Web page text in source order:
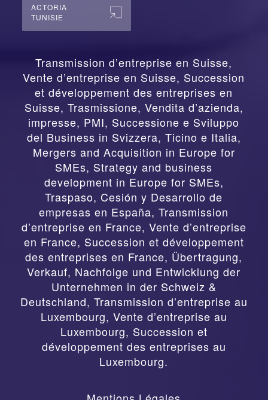
ACTORIA
TUNISIE
Transmission d’entreprise en Suisse,
Vente d’entreprise en Suisse, Succession
et développement des entreprises en
Suisse, Trasmissione, Vendita d’azienda,
impresse, PMI, Successione e Sviluppo
del Business in Svizzera, Ticino e Italia,
Mergers and Acquisition in Europe for
SMEs, Strategy and business
development in Europe for SMEs,
Traspaso, Cesión y Desarrollo de
empresas en España,Transmission
d’entreprise en France, Vente d’entreprise
en France, Succession et développement
des entreprises en France, Übertragung,
Verkauf, Nachfolge und Entwicklung der
Unternehmen in der Schweiz &
Deutschland, Transmission d’entreprise au
Luxembourg, Vente d’entreprise au
Luxembourg, Succession et
développement des entreprises au
Luxembourg.